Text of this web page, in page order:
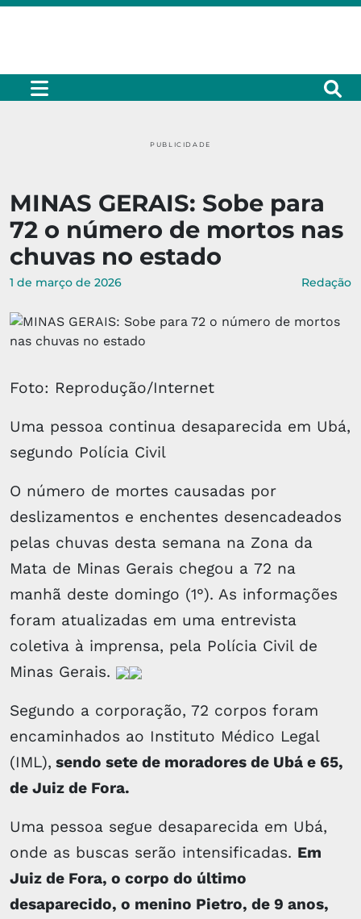
PUBLICIDADE
MINAS GERAIS: Sobe para
72 o número de mortos nas
chuvas no estado
1 de março de 2026 Redação
Foto: Reprodução/Internet
Uma pessoa continua desaparecida em Ubá,
segundo Polícia Civil
O número de mortes causadas por
deslizamentos e enchentes desencadeados
pelas chuvas desta semana na Zona da
Mata de Minas Gerais chegou a 72 na
manhã deste domingo (1°). As informações
foram atualizadas em uma entrevista
coletiva à imprensa, pela Polícia Civil de
Minas Gerais.
Segundo a corporação, 72 corpos foram
encaminhados ao Instituto Médico Legal
(IML), sendo sete de moradores de Ubá e 65,
de Juiz de Fora.
Uma pessoa segue desaparecida em Ubá,
onde as buscas serão intensificadas. Em
Juiz de Fora, o corpo do último
desaparecido, o menino Pietro, de 9 anos,